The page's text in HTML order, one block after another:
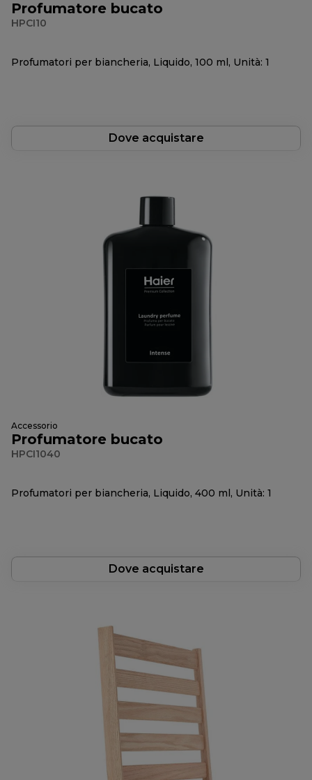
Profumatore bucato
HPCI10
Profumatori per biancheria, Liquido, 100 ml, Unità: 1
Dove acquistare
Accessorio
Profumatore bucato
HPCI1040
Profumatori per biancheria, Liquido, 400 ml, Unità: 1
Dove acquistare